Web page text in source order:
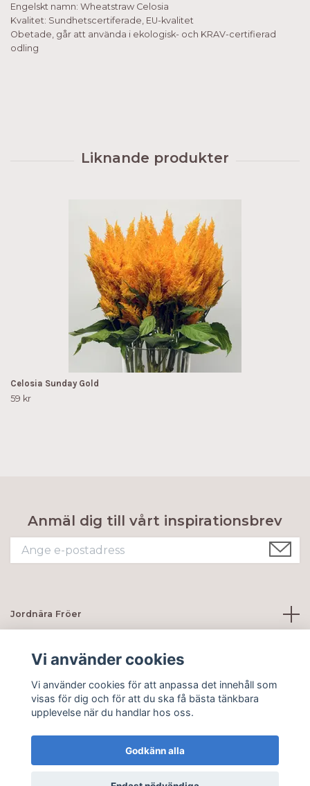
Engelskt namn: Wheatstraw Celosia
Kvalitet: Sundhetscertiferade, EU-kvalitet
Obetade, går att använda i ekologisk- och KRAV-certifierad
odling
Celosia Sunday Gold
59 kr
Anmäl dig till vårt inspirationsbrev
Jordnära Fröer
Sociala medier
© 2026 Jordnära Fröer
Vi använder cookies
Vi använder cookies för att anpassa det innehåll som
visas för dig och för att du ska få bästa tänkbara
upplevelse när du handlar hos oss.
Godkänn alla